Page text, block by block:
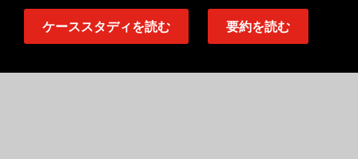
ケーススタディを読む 要約を読む